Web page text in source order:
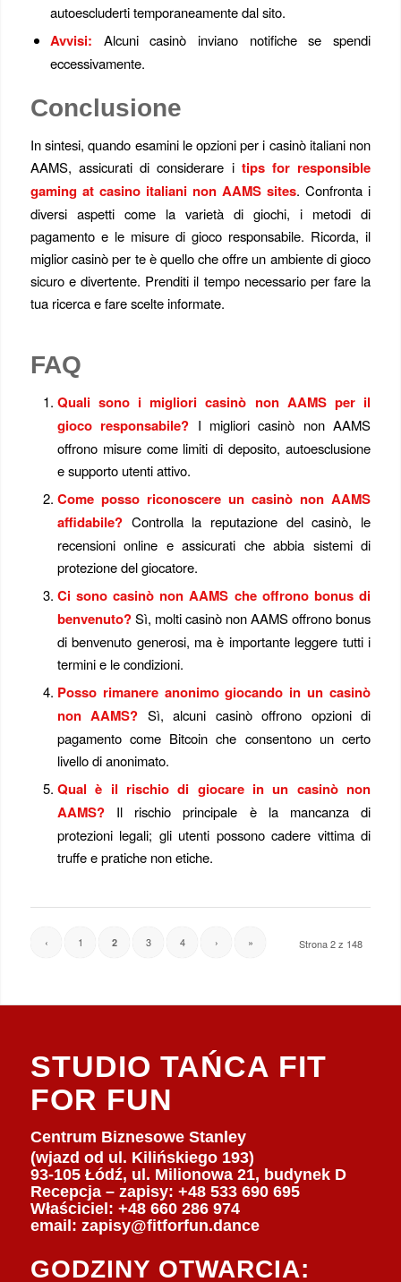
autoescluderti temporaneamente dal sito.
Avvisi: Alcuni casinò inviano notifiche se spendi
eccessivamente.
Conclusione
In sintesi, quando esamini le opzioni per i casinò italiani non
AAMS, assicurati di considerare i tips for responsible
gaming at casino italiani non AAMS sites. Confronta i
diversi aspetti come la varietà di giochi, i metodi di
pagamento e le misure di gioco responsabile. Ricorda, il
miglior casinò per te è quello che offre un ambiente di gioco
sicuro e divertente. Prenditi il tempo necessario per fare la
tua ricerca e fare scelte informate.
FAQ
Quali sono i migliori casinò non AAMS per il
gioco responsabile? I migliori casinò non AAMS
offrono misure come limiti di deposito, autoesclusione
e supporto utenti attivo.
Come posso riconoscere un casinò non AAMS
affidabile?Controlla la reputazione del casinò, le
recensioni online e assicurati che abbia sistemi di
protezione del giocatore.
Ci sono casinò non AAMS che offrono bonus di
benvenuto?Sì, molti casinò non AAMS offrono bonus
di benvenuto generosi, ma è importante leggere tutti i
termini e le condizioni.
Posso rimanere anonimo giocando in un casinò
non AAMS? Sì, alcuni casinò offrono opzioni di
pagamento come Bitcoin che consentono un certo
livello di anonimato.
Qual è il rischio di giocare in un casinò non
AAMS?Il rischio principale è la mancanza di
protezioni legali; gli utenti possono cadere vittima di
truffe e pratiche non etiche.
Strona 2 z 148
‹ 1 2 3 4 › »
STUDIO TAŃCA FIT
FOR FUN
Centrum Biznesowe Stanley
(wjazd od ul. Kilińskiego 193)
93-105 Łódź, ul. Milionowa 21, budynek D
Recepcja – zapisy: +48 533 690 695
Właściciel: +48 660 286 974
email: zapisy@fitforfun.dance
GODZINY OTWARCIA: